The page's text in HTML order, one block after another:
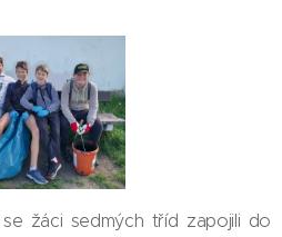
žáci sedmých tříd zapojili do